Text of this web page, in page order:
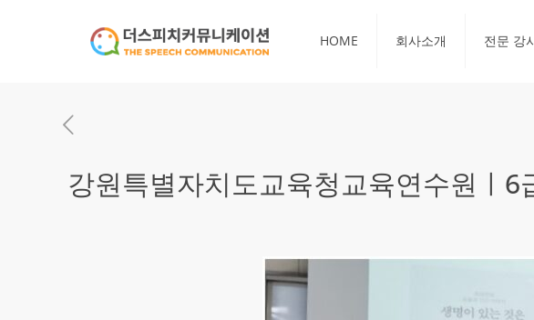
HOME 회사소개 전문 강
강원특별자치도교육청교육연수원ㅣ